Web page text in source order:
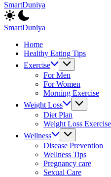
SmartDuniya
Be
Smart
&
Happy
Life
with
health
SmartDuniya
Smart
Happy
fitness
Home
Healthy Eating Tips
Exercise
For Men
For Women
Morning Exercise
Weight Loss
Diet Plan
Weight Loss Exercise
Wellness
Disease Prevention
Wellness Tips
Pregnancy care
Sexual Care